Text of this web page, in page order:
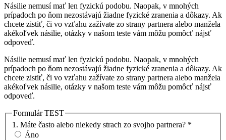
Násilie nemusí mať len fyzickú podobu. Naopak, v mnohých
prípadoch po ňom nezostávajú žiadne fyzické zranenia a dôkazy. Ak
chcete zistiť, či vo vzťahu zažívate zo strany partnera alebo manžela
akékoľvek násilie, otázky v našom teste vám môžu pomôcť nájsť
odpoveď.
Násilie nemusí mať len fyzickú podobu. Naopak, v mnohých
prípadoch po ňom nezostávajú žiadne fyzické zranenia a dôkazy. Ak
chcete zistiť, či vo vzťahu zažívate zo strany partnera alebo manžela
akékoľvek násilie, otázky v našom teste vám môžu pomôcť nájsť
odpoveď.
Formulár TEST
1. Máte často alebo niekedy strach zo svojho partnera? *
Áno